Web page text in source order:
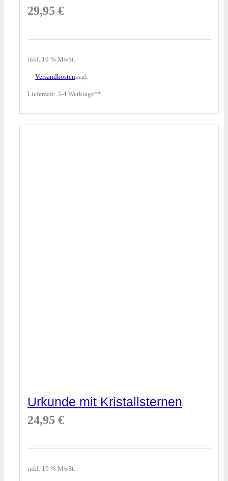
29,95 €
inkl. 19 % MwSt.
zzgl.
Versandkosten
Lieferzeit: 3-4 Werktage**
Urkunde mit Kristallsternen
24,95 €
inkl. 19 % MwSt.